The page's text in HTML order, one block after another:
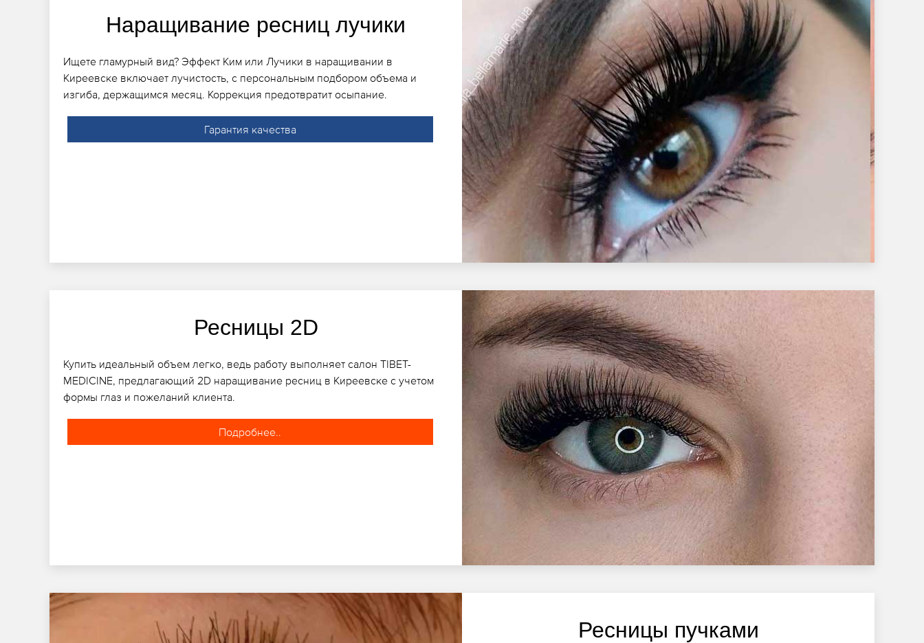
Наращивание ресниц лучики
Ищете гламурный вид? Эффект Ким или Лучики в наращивании в
Киреевске включает лучистость, с персональным подбором объема и
изгиба, держащимся месяц. Коррекция предотвратит осыпание.
Гарантия качества
Ресницы 2D
Купить идеальный объем легко, ведь работу выполняет салон TIBET-
MEDICINE, предлагающий 2D наращивание ресниц в Киреевске с учетом
формы глаз и пожеланий клиента.
Подробнее..
Ресницы пучками